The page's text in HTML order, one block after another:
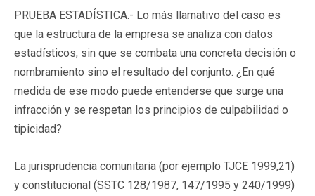
PRUEBA ESTADÍSTICA.- Lo más llamativo del caso es
que la estructura de la empresa se analiza con datos
estadísticos, sin que se combata una concreta decisión o
nombramiento sino el resultado del conjunto. ¿En qué
medida de ese modo puede entenderse que surge una
infracción y se respetan los principios de culpabilidad o
tipicidad?
La jurisprudencia comunitaria (por ejemplo TJCE 1999,21)
y constitucional (SSTC 128/1987, 147/1995 y 240/1999)